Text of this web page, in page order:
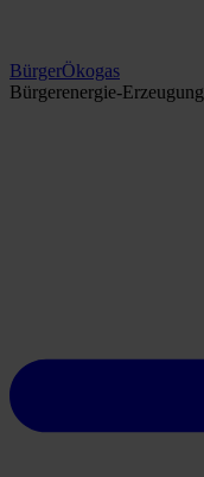
BürgerÖkogas
Bürgerenergie-Erzeugung